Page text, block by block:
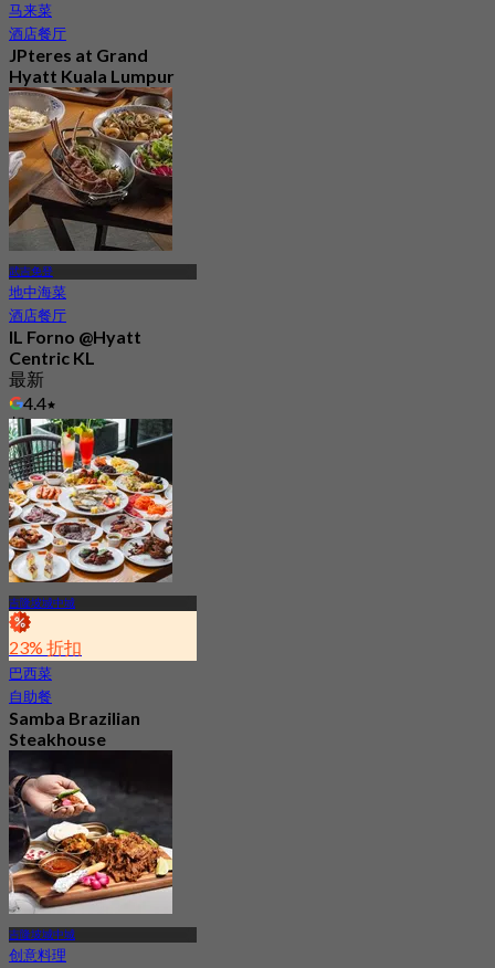
马来菜
酒店餐厅
JPteres at Grand
Hyatt Kuala Lumpur
3.6
400 已预订
起RM 59
武吉免登
地中海菜
酒店餐厅
IL Forno @Hyatt
Centric KL
最新
4.4
起RM 89.5
吉隆坡城中城
23% 折扣
巴西菜
自助餐
Samba Brazilian
Steakhouse
1.1K 已预订
起RM 64
吉隆坡城中城
创意料理